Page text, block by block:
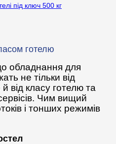
готелю
обладнання для
не тільки від
й від класу готелю та
Чим вищий
і тонших режимів